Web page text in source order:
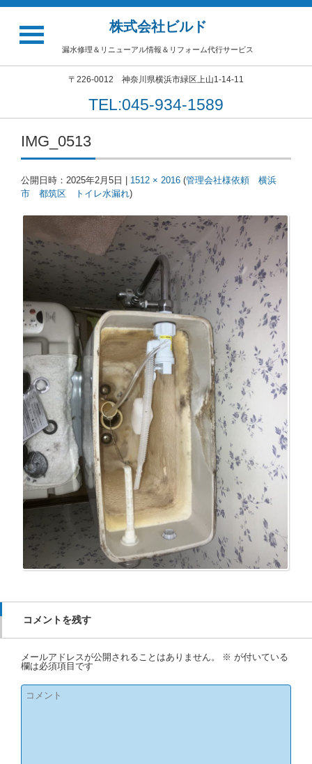
株式会社ビルド
漏水修理＆リニューアル情報＆リフォーム代行サービス
〒226-0012 神奈川県横浜市緑区上山1-14-11
TEL:045-934-1589
IMG_0513
公開日時： 2025年2月5日 1512 × 2016 (管理会社様依頼 横浜
市 都筑区 トイレ水漏れ)
コメントを残す
メールアドレスが公開されることはありません。 ※ が付いている
欄は必須項目です